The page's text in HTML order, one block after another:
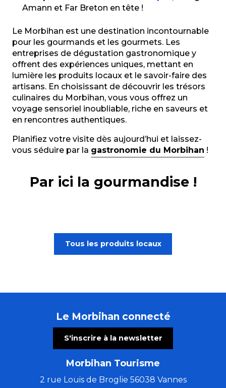
Amann et Far Breton en tête !
Le Morbihan est une destination incontournable
pour les gourmands et les gourmets. Les
entreprises de dégustation gastronomique y
offrent des expériences uniques, mettant en
lumière les produits locaux et le savoir-faire des
artisans. En choisissant de découvrir les trésors
culinaires du Morbihan, vous vous offrez un
voyage sensoriel inoubliable, riche en saveurs et
en rencontres authentiques.
Planifiez votre visite dès aujourd’hui et laissez-
vous séduire par la gastronomie du Morbihan !
Par ici la gourmandise !
Tous les produits locaux
Le Morbihan connecté
S'inscrire à la newsletter
Morbihan Tourisme
2 rue Louis de Broglie 56038 Vannes